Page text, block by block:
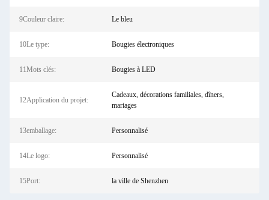
9Couleur claire: Le bleu
10Le type: Bougies électroniques
11Mots clés: Bougies à LED
12Application du projet:
Cadeaux, décorations familiales, dîners,
mariages
13emballage: Personnalisé
14Le logo: Personnalisé
15Port: la ville de Shenzhen